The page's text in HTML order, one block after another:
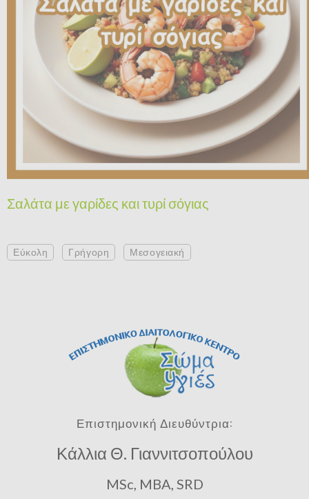
Σαλάτα με γαρίδες και τυρί σόγιας
Εύκολη Γρήγορη Μεσογειακή
Επιστημονική Διευθύντρια:
Κάλλια Θ. Γιαννιτσοπούλου
MSc, MBA, SRD